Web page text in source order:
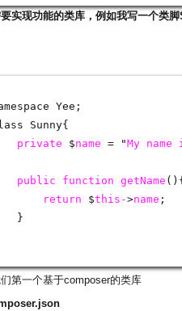
实现功能的类库，例如我写一个类
Yee ;
Sunny{
private $name = "My name
public function getName (){
return $this->name ;
}
第一个基于composer的类库